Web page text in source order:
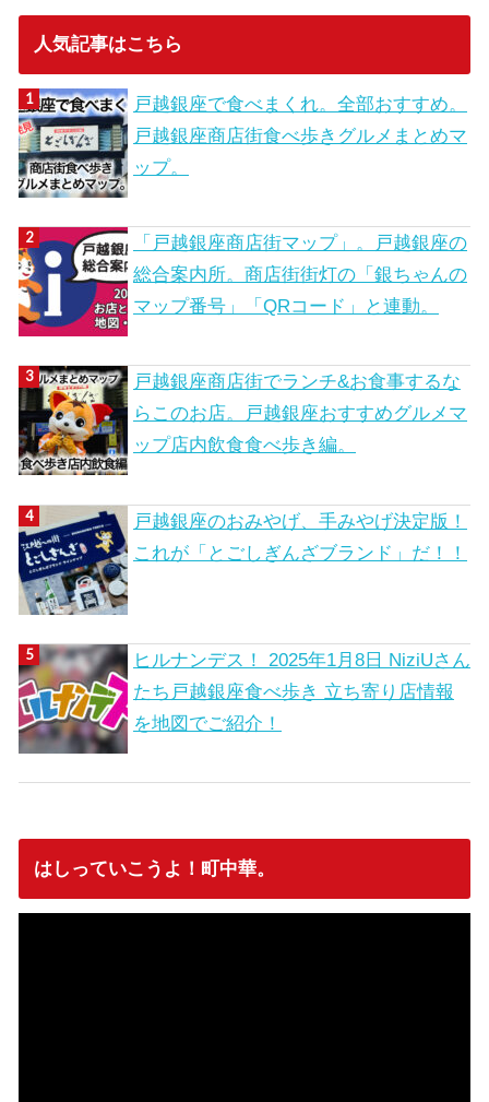
人気記事はこちら
戸越銀座で食べまくれ。全部おすすめ。
戸越銀座商店街食べ歩きグルメまとめマ
ップ。
「戸越銀座商店街マップ」。戸越銀座の
総合案内所。商店街街灯の「銀ちゃんの
マップ番号」「QRコード」と連動。
戸越銀座商店街でランチ&お食事するな
らこのお店。戸越銀座おすすめグルメマ
ップ店内飲食食べ歩き編。
戸越銀座のおみやげ、手みやげ決定版！
これが「とごしぎんざブランド」だ！！
ヒルナンデス！ 2025年1月8日 NiziUさん
たち戸越銀座食べ歩き 立ち寄り店情報
を地図でご紹介！
はしっていこうよ！町中華。